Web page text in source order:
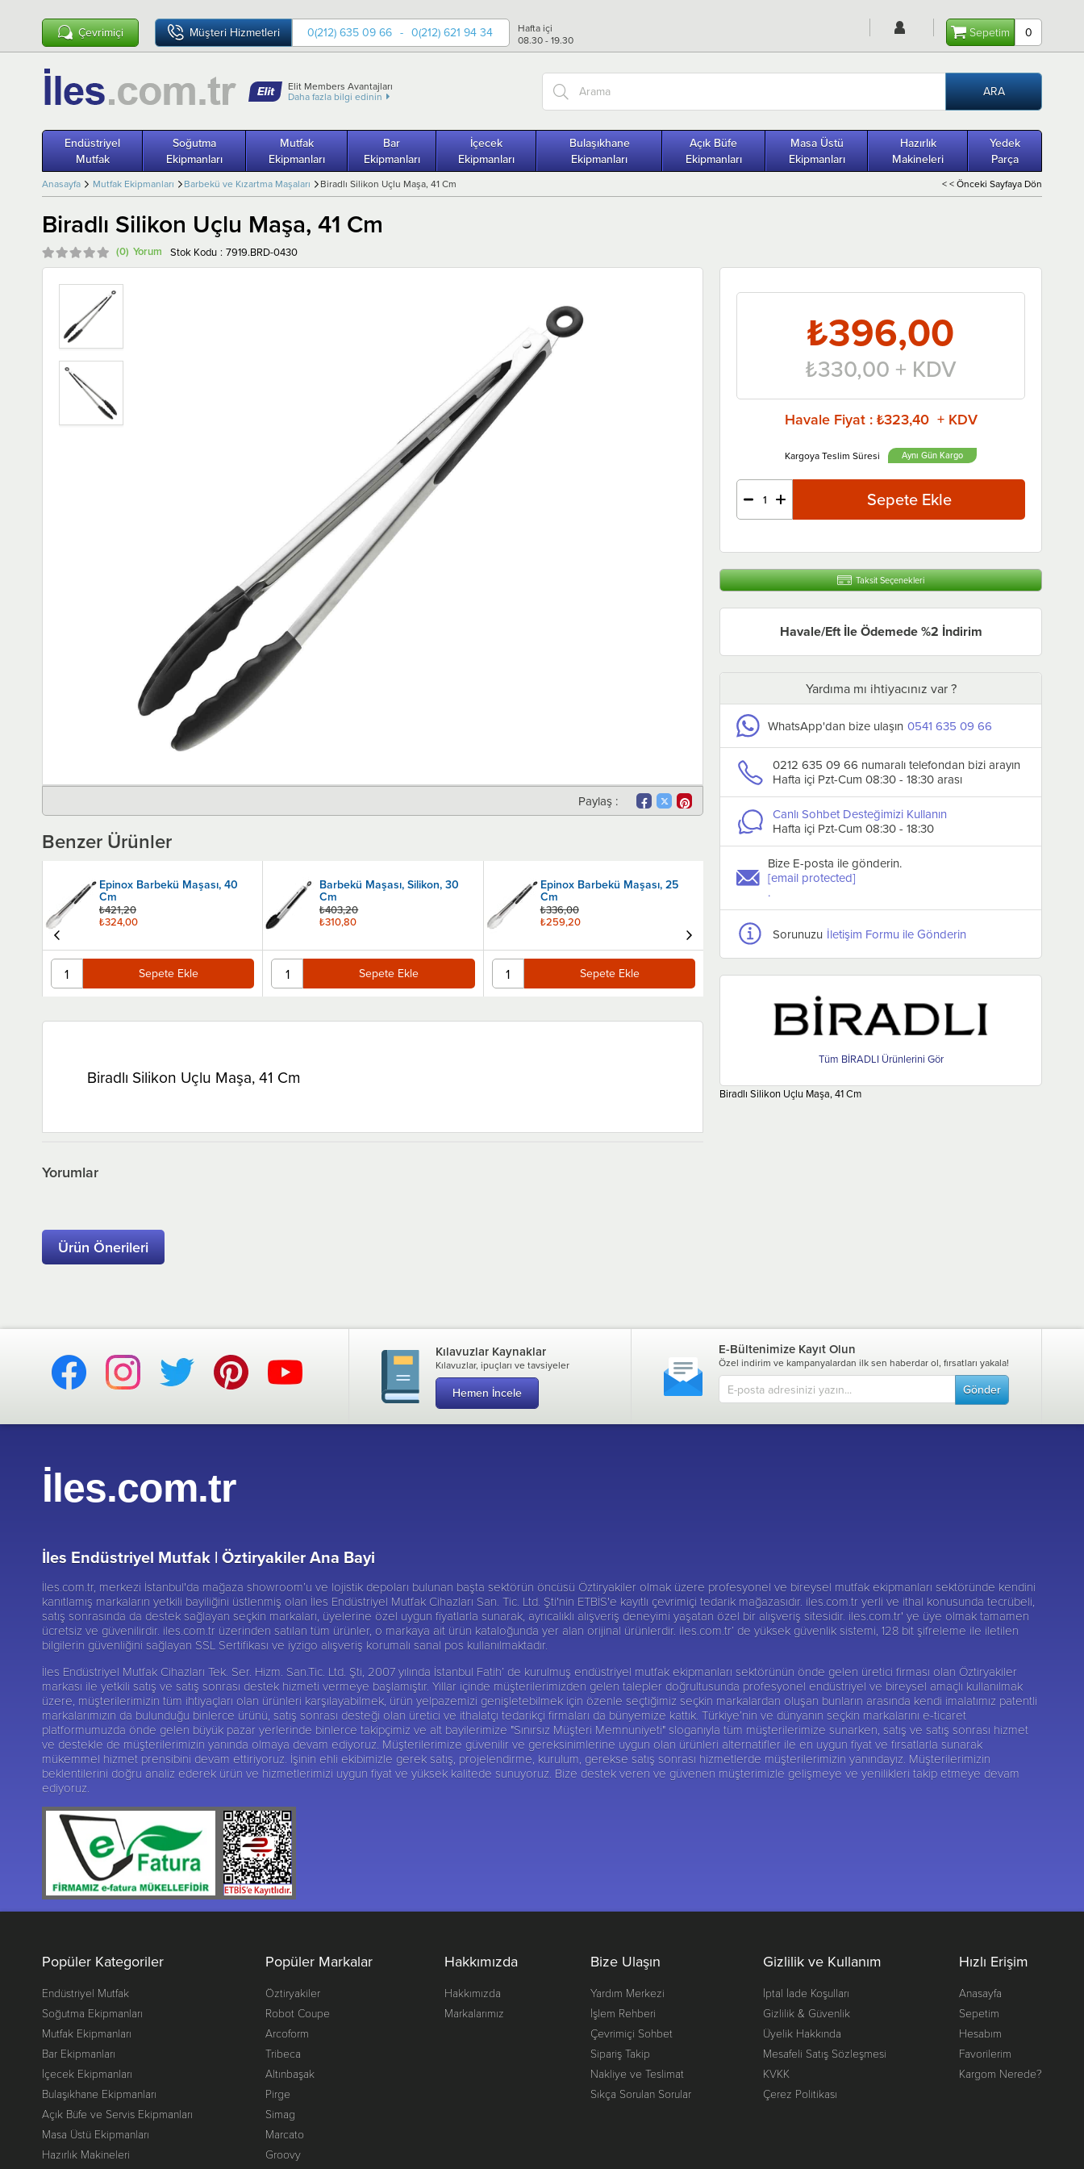
Çevrimiçi Müşteri Hizmetleri 0(212) 635 09 66 - 0(212) 621 94 34
Hafta içi
08.30 - 19.30
Sepetim 0
Elit Members Avantajları
Daha fazla bilgi edinin
Endüstriyel
Mutfak
Soğutma
Ekipmanları
Mutfak
Ekipmanları
Bar
Ekipmanları
İçecek
Ekipmanları
Bulaşıkhane
Ekipmanları
Açık Büfe
Ekipmanları
Masa Üstü
Ekipmanları
Hazırlık
Makineleri
Yedek
Parça
Anasayfa Mutfak Ekipmanları Barbekü ve Kızartma Maşaları Biradlı Silikon Uçlu Maşa, 41 Cm < < Önceki Sayfaya Dön
Biradlı Silikon Uçlu Maşa, 41 Cm
(0) Stok Kodu 7919.BRD-0430
Paylaş :
Benzer Ürünler
Barbekü Maşası, Silikon, 30
Cm
₺310,80
₺403,20
Sepete Ekle
Epinox Barbekü Maşası, 25
Cm
₺259,20
₺336,00
Sepete Ekle
Barbekü Maşası, Silikon, 35
Cm
₺343,20
₺446,40
Sepete Ekle
Barbekü Maşası, Silikon, Gri
25 Cm
₺367,20
Sepete Ekle Sepete Ekle
Biradlı Silikon Uçlu Maşa, 41 Cm
Yorumlar
Ürün Önerileri
₺396,00
₺330,00 + KDV
Havale Fiyat : ₺323,40 + KDV
Aynı Gün
Taksit Seçenekleri
Havale/Eft İle Ödemede %2 İndirim
Yardıma mı ihtiyacınız var ?
WhatsApp'dan bize ulaşın 0541 635 09 66
0212 635 09 66 numaralı telefondan bizi arayın
Hafta içi Pzt-Cum 08:30 - 18:30 arası
Canlı Sohbet Desteğimizi Kullanın
Hafta içi Pzt-Cum 08:30 - 18:30
Bize E-posta ile gönderin.
[email protected]
.
Sorunuzu İletişim Formu ile Gönderin
BİRADLI
Biradlı Silikon Uçlu Maşa, 41 Cm
E-Bültenimize Kayıt Olun
Özel indirim ve kampanyalardan ilk sen haberdar ol, fırsatları yakala!
Gönder
Kılavuzlar Kaynaklar
Kılavuzlar, ipuçları ve tavsiyeler
Hemen İncele
İles.com.tr
İles Endüstriyel Mutfak | Öztiryakiler Ana Bayi
İles.com.tr, merkezi İstanbul'da mağaza showroom’u ve lojistik depoları bulunan başta sektörün öncüsü Öztiryakiler olmak üzere profesyonel ve bireysel mutfak ekipmanları sektöründe kendini
kanıtlamış markaların yetkili bayiliğini üstlenmiş olan İles Endüstriyel Mutfak Cihazları San. Tic. Ltd. Şti'nin ETBİS'e kayıtlı çevrimiçi tedarik mağazasıdır. iles.com.tr yerli ve ithal konusunda tecrübeli,
satış sonrasında da destek sağlayan seçkin markaları, üyelerine özel uygun fiyatlarla sunarak, ayrıcalıklı alışveriş deneyimi yaşatan özel bir alışveriş sitesidir. iles.com.tr' ye üye olmak tamamen
ücretsiz ve güvenilirdir. iles.com.tr üzerinden satılan tüm ürünler, o markaya ait ürün kataloğunda yer alan orijinal ürünlerdir. iles.com.tr’ de yüksek güvenlik sistemi, 128 bit şifreleme ile iletilen
bilgilerin güvenliğini sağlayan SSL Sertifikası ve iyzigo alışveriş korumalı sanal pos kullanılmaktadır.
İles Endüstriyel Mutfak Cihazları Tek. Ser. Hizm. San.Tic. Ltd. Şti, 2007 yılında İstanbul Fatih’ de kurulmuş endüstriyel mutfak ekipmanları sektörünün önde gelen üretici firması olan Öztiryakiler
markası ile yetkili satış ve satış sonrası destek hizmeti vermeye başlamıştır. Yıllar içinde müşterilerimizden gelen talepler doğrultusunda profesyonel endüstriyel ve bireysel amaçlı kullanılmak
üzere, müşterilerimizin tüm ihtiyaçları olan ürünleri karşılayabilmek, ürün yelpazemizi genişletebilmek için özenle seçtiğimiz seçkin markalardan oluşan bunların arasında kendi imalatımız patentli
markalarımızın da bulunduğu binlerce ürünü, satış sonrası desteği olan üretici ve ithalatçı tedarikçi firmaları da bünyemize kattık. Türkiye’nin ve dünyanın seçkin markalarını e-ticaret
platformumuzda önde gelen büyük pazar yerlerinde binlerce takipçimiz ve alt bayilerimize "Sınırsız Müşteri Memnuniyeti" sloganıyla tüm müşterilerimize sunarken, satış ve satış sonrası hizmet
ve destekle de müşterilerimizin yanında olmaya devam ediyoruz. Müşterilerimize güvenilir ve gereksinimlerine uygun olan ürünleri alternatifler ile en uygun fiyat ve fırsatlarla sunarak
mükemmel hizmet prensibini devam ettiriyoruz. İşinin ehli ekibimizle gerek satış, projelendirme, kurulum, gerekse satış sonrası hizmetlerde müşterilerimizin yanındayız. Müşterilerimizin
beklentilerini doğru analiz ederek ürün ve hizmetlerimizi uygun fiyat ve yüksek kalitede sunuyoruz. Bize destek veren ve güvenen müşterimizle gelişmeye ve yenilikleri takip etmeye devam
ediyoruz.
Popüler Kategoriler
Endüstriyel Mutfak
Soğutma Ekipmanları
Mutfak Ekipmanları
Bar Ekipmanları
İçecek Ekipmanları
Bulaşıkhane Ekipmanları
Açık Büfe ve Servis Ekipmanları
Masa Üstü Ekipmanları
Hazırlık Makineleri
Popüler Markalar
Öztiryakiler
Robot Coupe
Arcoform
Tribeca
Altınbaşak
Pirge
Simag
Marcato
Groovy
Hakkımızda
Hakkımızda
Markalarımız
Bize Ulaşın
Yardım Merkezi
İşlem Rehberi
Çevrimiçi Sohbet
Sipariş Takip
Nakliye ve Teslimat
Sıkça Sorulan Sorular
Gizlilik ve Kullanım
İptal İade Koşulları
Gizlilik & Güvenlik
Üyelik Hakkında
Mesafeli Satış Sözleşmesi
KVKK
Çerez Politikası
Hızlı Erişim
Anasayfa
Sepetim
Hesabım
Favorilerim
Kargom Nerede?